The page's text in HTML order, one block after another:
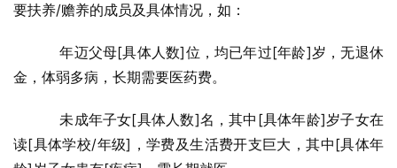
要扶养/赡养的成员及具体情况，如：
          年迈父母[具体人数]位，均已年过[年龄]岁，无退休
金，体弱多病，长期需要医药费。
          未成年子女[具体人数]名，其中[具体年龄]岁子女在
读[具体学校/年级]，学费及生活费开支巨大，其中[具体年